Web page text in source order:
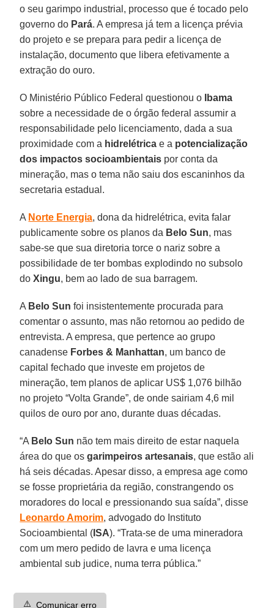
o seu garimpo industrial, processo que é tocado pelo
governo do Pará. A empresa já tem a licença prévia
do projeto e se prepara para pedir a licença de
instalação, documento que libera efetivamente a
extração do ouro.
O Ministério Público Federal questionou o
Ibama
sobre a necessidade de o órgão federal assumir a
responsabilidade pelo licenciamento, dada a sua
proximidade com a hidrelétrica e a potencialização
dos impactos socioambientais por conta da
mineração, mas o tema não saiu dos escaninhos da
secretaria estadual.
A Norte Energia, dona da hidrelétrica, evita falar
publicamente sobre os planos da Belo Sun, mas
sabe-se que sua diretoria torce o nariz sobre a
possibilidade de ter bombas explodindo no subsolo
doXingu, bem ao lado de sua barragem.
A Belo Sun foi insistentemente procurada para
comentar o assunto, mas não retornou ao pedido de
entrevista. A empresa, que pertence ao grupo
canadense Forbes & Manhattan, um banco de
capital fechado que investe em projetos de
mineração, tem planos de aplicar US$ 1,076 bilhão
no projeto “Volta Grande”, de onde sairiam 4,6 mil
quilos de ouro por ano, durante duas décadas.
“A Belo Sun não tem mais direito de estar naquela
área do que osgarimpeiros artesanais, que estão ali
há seis décadas. Apesar disso, a empresa age como
se fosse proprietária da região, constrangendo os
moradores do local e pressionando sua saída”, disse
Leonardo Amorim, advogado do Instituto
Socioambiental ( ISA). “Trata-se de uma mineradora
com um mero pedido de lavra e uma licença
ambiental sub judice, numa terra pública.”
⚠️ Comunicar erro